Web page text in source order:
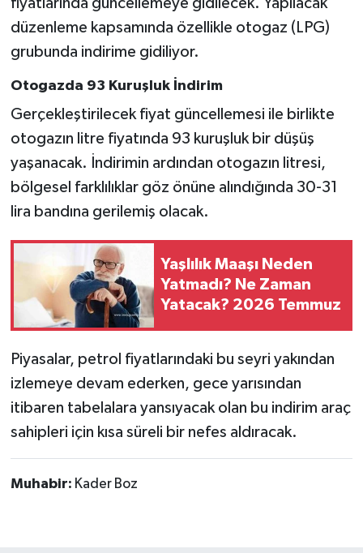
fiyatlarında güncellemeye gidilecek. Yapılacak
düzenleme kapsamında özellikle otogaz (LPG)
grubunda indirime gidiliyor.
Otogazda 93 Kuruşluk İndirim
Gerçekleştirilecek fiyat güncellemesi ile birlikte
otogazın litre fiyatında 93 kuruşluk bir düşüş
yaşanacak. İndirimin ardından otogazın litresi,
bölgesel farklılıklar göz önüne alındığında 30-31
lira bandına gerilemiş olacak.
Yaşlılık Maaşı Neden
Yatmadı? Ne Zaman
Yatacak? 2026 Temmuz
Piyasalar, petrol fiyatlarındaki bu seyri yakından
izlemeye devam ederken, gece yarısından
itibaren tabelalara yansıyacak olan bu indirim araç
sahipleri için kısa süreli bir nefes aldıracak.
Muhabir: Kader Boz